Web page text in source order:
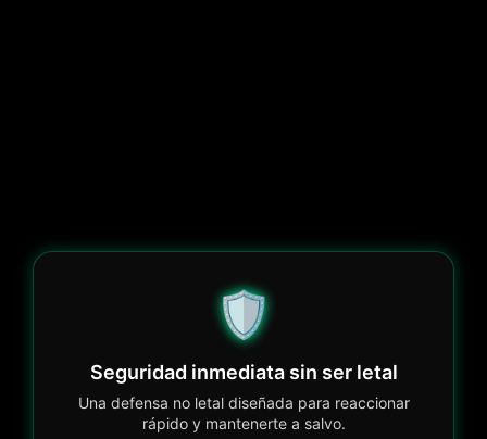
🛡️
Seguridad inmediata sin ser letal
Una defensa no letal diseñada para reaccionar
rápido y mantenerte a salvo.